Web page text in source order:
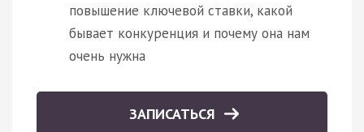
повышение ключевой ставки, какой
бывает конкуренция и почему она нам
очень нужна
ЗАПИСАТЬСЯ